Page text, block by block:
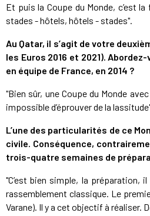
Et puis la Coupe du Monde, c’est
stades - hôtels, hôtels - stades".
Au Qatar, il s’agit de votre
les Euros 2016 et 2021).
en équipe de France, en 2014 ?
"Bien sûr, une Coupe du Monde
impossible d’éprouver de la
L’une des particularités de ce
civile. Conséquence,
trois-quatre semaines de
"C’est bien simple, la préparation,
rassemblement classique. Le
Varane). Il y a cet objectif à réaliser.